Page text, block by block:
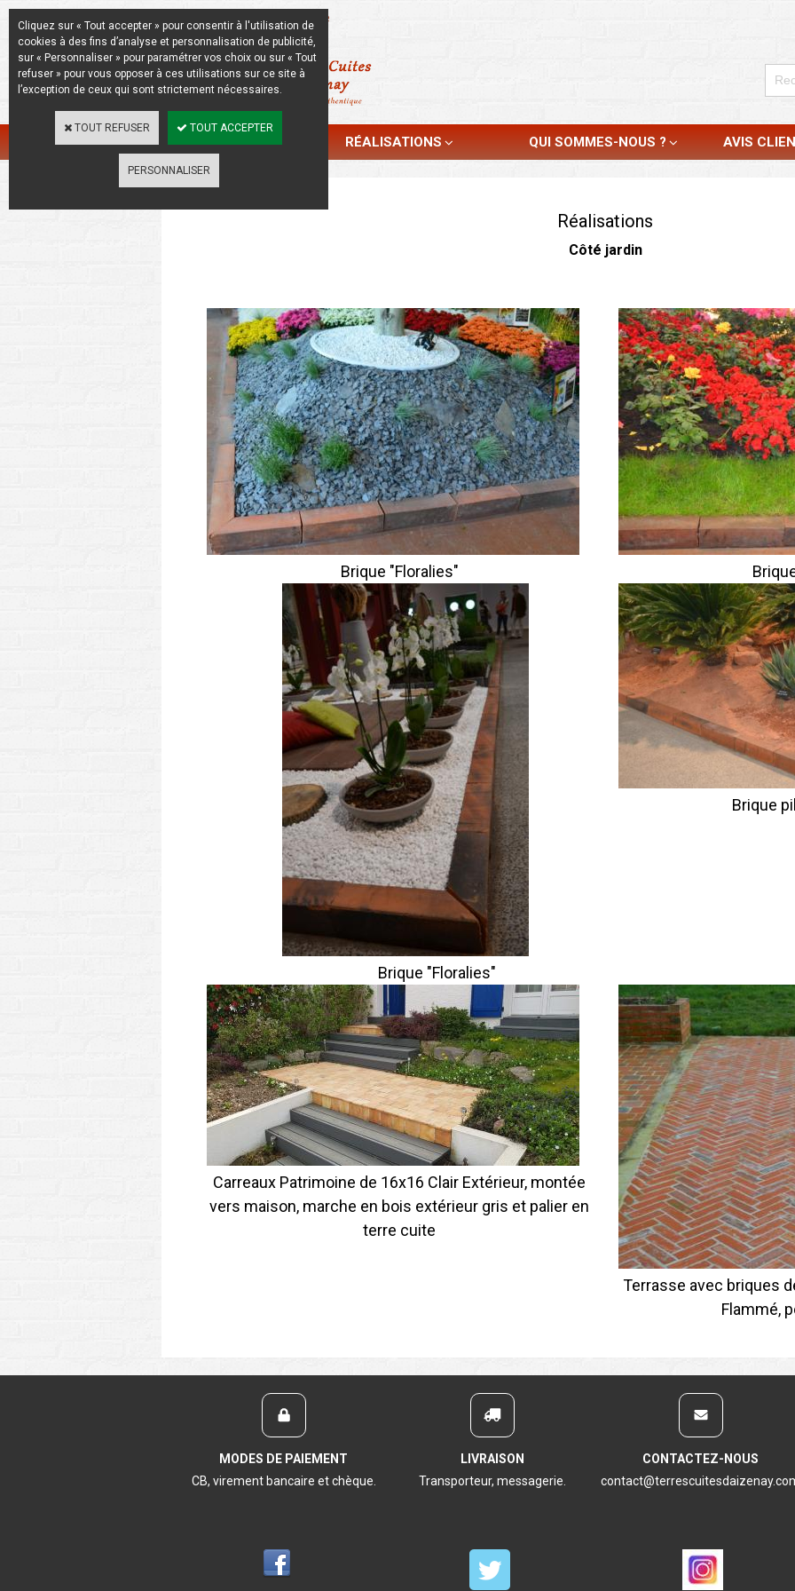
La Beauté de l'Authentique
CATALOGUE RÉALISATIONS QUI SOMMES-NOUS ? AVIS
Réalisations
Côté jardin
Brique "Floralies"
Brique "Floralies"
Brique
Carreaux Patrimoine de 16x16 Clair Extérieur, montée
vers maison, marche en bois extérieur gris et palier en
terre cuite
Terrasse avec briques
Flammé,
MODES DE PAIEMENT
CB, virement bancaire et chèque.
LIVRAISON
Transporteur, messagerie.
CONTACTEZ-NOUS
Cliquez sur « Tout accepter » pour consentir à l'utilisation de
cookies à des fins d’analyse et personnalisation de publicité,
sur « Personnaliser » pour paramétrer vos choix ou sur « Tout
refuser » pour vous opposer à ces utilisations sur ce site à
l’exception de ceux qui sont strictement nécessaires.
TOUT REFUSER TOUT ACCEPTER
PERSONNALISER